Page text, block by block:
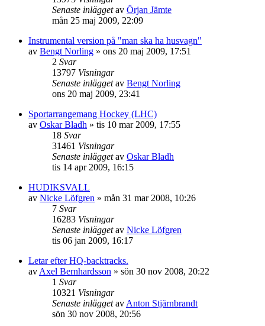
Senaste inläggetav Örjan Jämte
mån 25 maj 2009, 22:09
Instrumental version på "man ska ha husvagn"
av Bengt Norling » ons 20 maj 2009, 17:51
2 Svar
13797 Visningar
Senaste inläggetav Bengt Norling
ons 20 maj 2009, 23:41
Sportarrangemang Hockey (LHC)
av Oskar Bladh » tis 10 mar 2009, 17:55
18 Svar
31461 Visningar
Senaste inläggetav Oskar Bladh
tis 14 apr 2009, 16:15
HUDIKSVALL
av Nicke Löfgren » mån 31 mar 2008, 10:26
7 Svar
16283 Visningar
Senaste inläggetav Nicke Löfgren
tis 06 jan 2009, 16:17
Letar efter HQ-backtracks.
av Axel Bernhardsson » sön 30 nov 2008, 20:22
1 Svar
10321 Visningar
Senaste inläggetav Anton Stjärnbrandt
sön 30 nov 2008, 20:56